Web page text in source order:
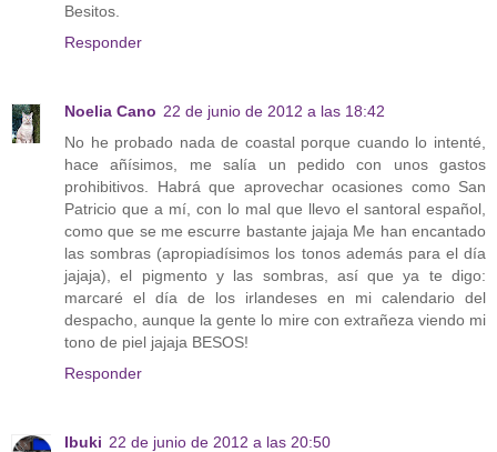
Besitos.
Responder
Noelia Cano 22 de junio de 2012 a las 18:42
No he probado nada de coastal porque cuando lo intenté,
hace añísimos, me salía un pedido con unos gastos
prohibitivos. Habrá que aprovechar ocasiones como San
Patricio que a mí, con lo mal que llevo el santoral español,
como que se me escurre bastante jajaja Me han encantado
las sombras (apropiadísimos los tonos además para el día
jajaja), el pigmento y las sombras, así que ya te digo:
marcaré el día de los irlandeses en mi calendario del
despacho, aunque la gente lo mire con extrañeza viendo mi
tono de piel jajaja BESOS!
Responder
Ibuki 22 de junio de 2012 a las 20:50